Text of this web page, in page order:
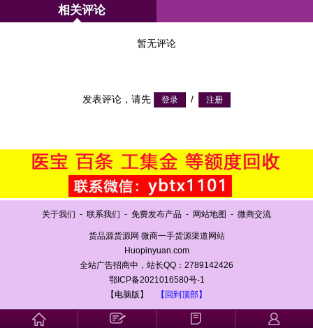
相关评论
暂无评论
发表评论，请先 /
关于我们 - 联系我们 - 免费发布产品 - 网站地图 - 微商交流
货品源货源网 微商一手货源渠道网站
Huopinyuan.com
全站广告招商中，站长QQ：2789142426
鄂ICP备2021016580号-1
【电脑版】
【回到顶部】